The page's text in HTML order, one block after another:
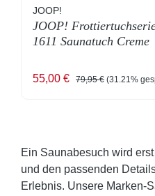
JOOP!
JOOP!
1611 Saunatuch Creme
Verkaufspreis:
55,00 € Regulärer Preis:
79,95 € (31.21%
Ein Saunabesuch wird
und den passenden
Erlebnis. Unsere Marken-